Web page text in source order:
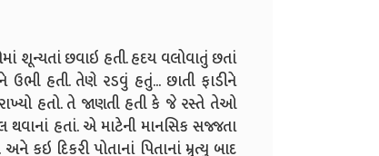
શૂન્યતાં છવાઇ હતી. હદય વલોવાતું છતાં
હતી. તેણે રડવું હતું... છાતી ફાડીને
હતો. તે જાણતી હતી કે જે રસ્તે તેઓ
થવાનાં હતાં. એ માટેની માનસિક સજ્જતા
કઇ દિકરી પોતાનાં પિતાનાં મ્રૃત્યુ બાદ